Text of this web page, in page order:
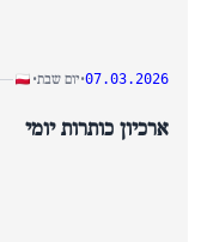
07.03.2026
•יום שבת•
ארכיון כותרות יומי